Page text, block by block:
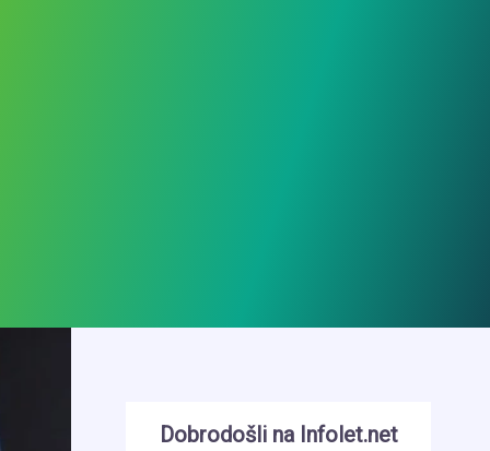
Dobrodošli na Infolet.net